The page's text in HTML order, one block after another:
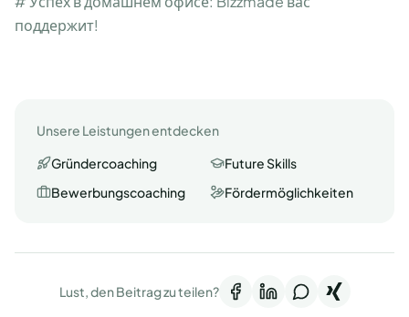
поддержит!
Unsere Leistungen entdecken
Gründercoaching
Future Skills
Bewerbungscoaching
Fördermöglichkeiten
Lust, den Beitrag zu teilen?